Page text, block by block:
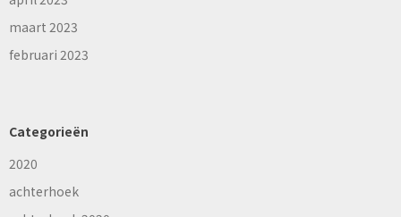
maart 2023
februari 2023
Categorieën
2020
achterhoek